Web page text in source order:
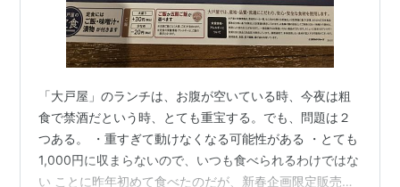
「大戸屋」のランチは、お腹が空いている時、今夜は粗
食で禁酒だという時、とても重宝する。でも、問題は２
つある。 ・重すぎて動けなくなる可能性がある ・とても
1,000円に収まらないので、いつも食べられるわけではな
い ことに昨年初めて食べたのだが、新春企画限定販売